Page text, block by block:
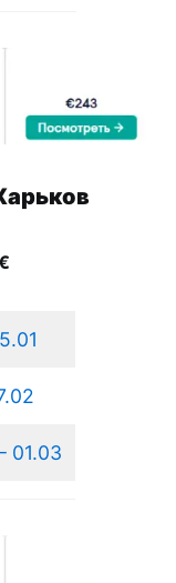
01.03